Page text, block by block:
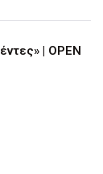
| OPEN